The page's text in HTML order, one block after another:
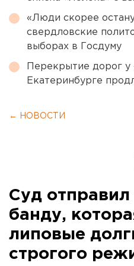
«Люди скорее
свердловские
выборах в Госдуму
Перекрытие дорог у
Екатеринбурге
← НОВОСТИ
Суд
банду,
липовые
строгого